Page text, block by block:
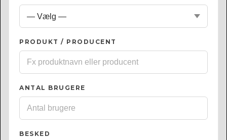
PRODUKT / PRODUCENT
ANTAL BRUGERE
BESKED